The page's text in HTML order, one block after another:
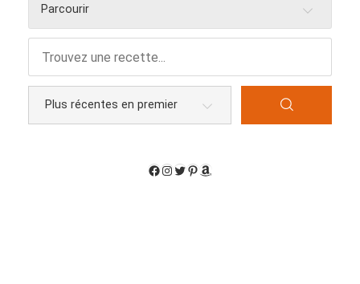
Parcourir